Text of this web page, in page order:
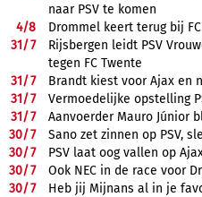
naar PSV te komen
4/8
Drommel keert terug bij
31/7
Rijsbergen leidt PSV
tegen FC Twente
31/7
Brandt kiest voor Ajax en
31/7
Vermoedelijke opstelling
31/7
Aanvoerder Mauro Júnior
30/7
Sano zet zinnen op PSV,
30/7
PSV laat oog vallen op
30/7
Ook NEC in de race voor
30/7 Heb jij Mijnans al in je